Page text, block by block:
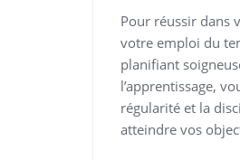
Pour réussir dans
votre emploi du
planifiant
l’apprentissage,
régularité et la
atteindre vos